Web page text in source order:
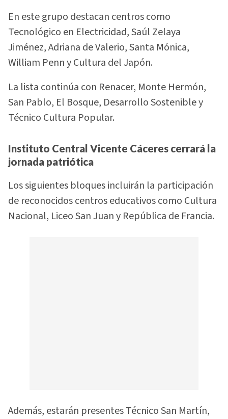
En este grupo destacan centros como
Tecnológico en Electricidad, Saúl Zelaya
Jiménez, Adriana de Valerio, Santa Mónica,
William Penn y Cultura del Japón.
La lista continúa con Renacer, Monte Hermón,
San Pablo, El Bosque, Desarrollo Sostenible y
Técnico Cultura Popular.
Instituto Central Vicente Cáceres cerrará la
jornada patriótica
Los siguientes bloques incluirán la participación
de reconocidos centros educativos como Cultura
Nacional, Liceo San Juan y República de Francia.
Además, estarán presentes Técnico San Martín,